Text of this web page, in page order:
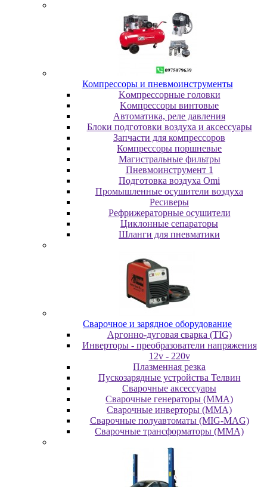
Компрессоры и пневмоинструменты
Koмпpeccopныe гoлoвки
Koмпpeccopы винтoвыe
Автоматика, реле давления
Блоки подготовки воздуха и аксессуары
Запчасти для компрессоров
Компрессоры поршневые
Магистральные фильтры
Пневмоинструмент 1
Подготовка воздуха Omi
Промышленные осушители воздуха
Ресиверы
Рефрижераторные осушители
Циклонные сепараторы
Шланги для пневматики
Cвapoчнoe и зарядное оборудование
Аргонно-дуговая сварка (TIG)
Инверторы - преобразователи напряжения
12v - 220v
Плазменная резка
Пускозарядные устройства Телвин
Сварочные аксессуары
Сварочные генераторы (MMA)
Сварочные инверторы (MMA)
Сварочные полуавтоматы (MIG-MAG)
Сварочные трансформаторы (MMA)